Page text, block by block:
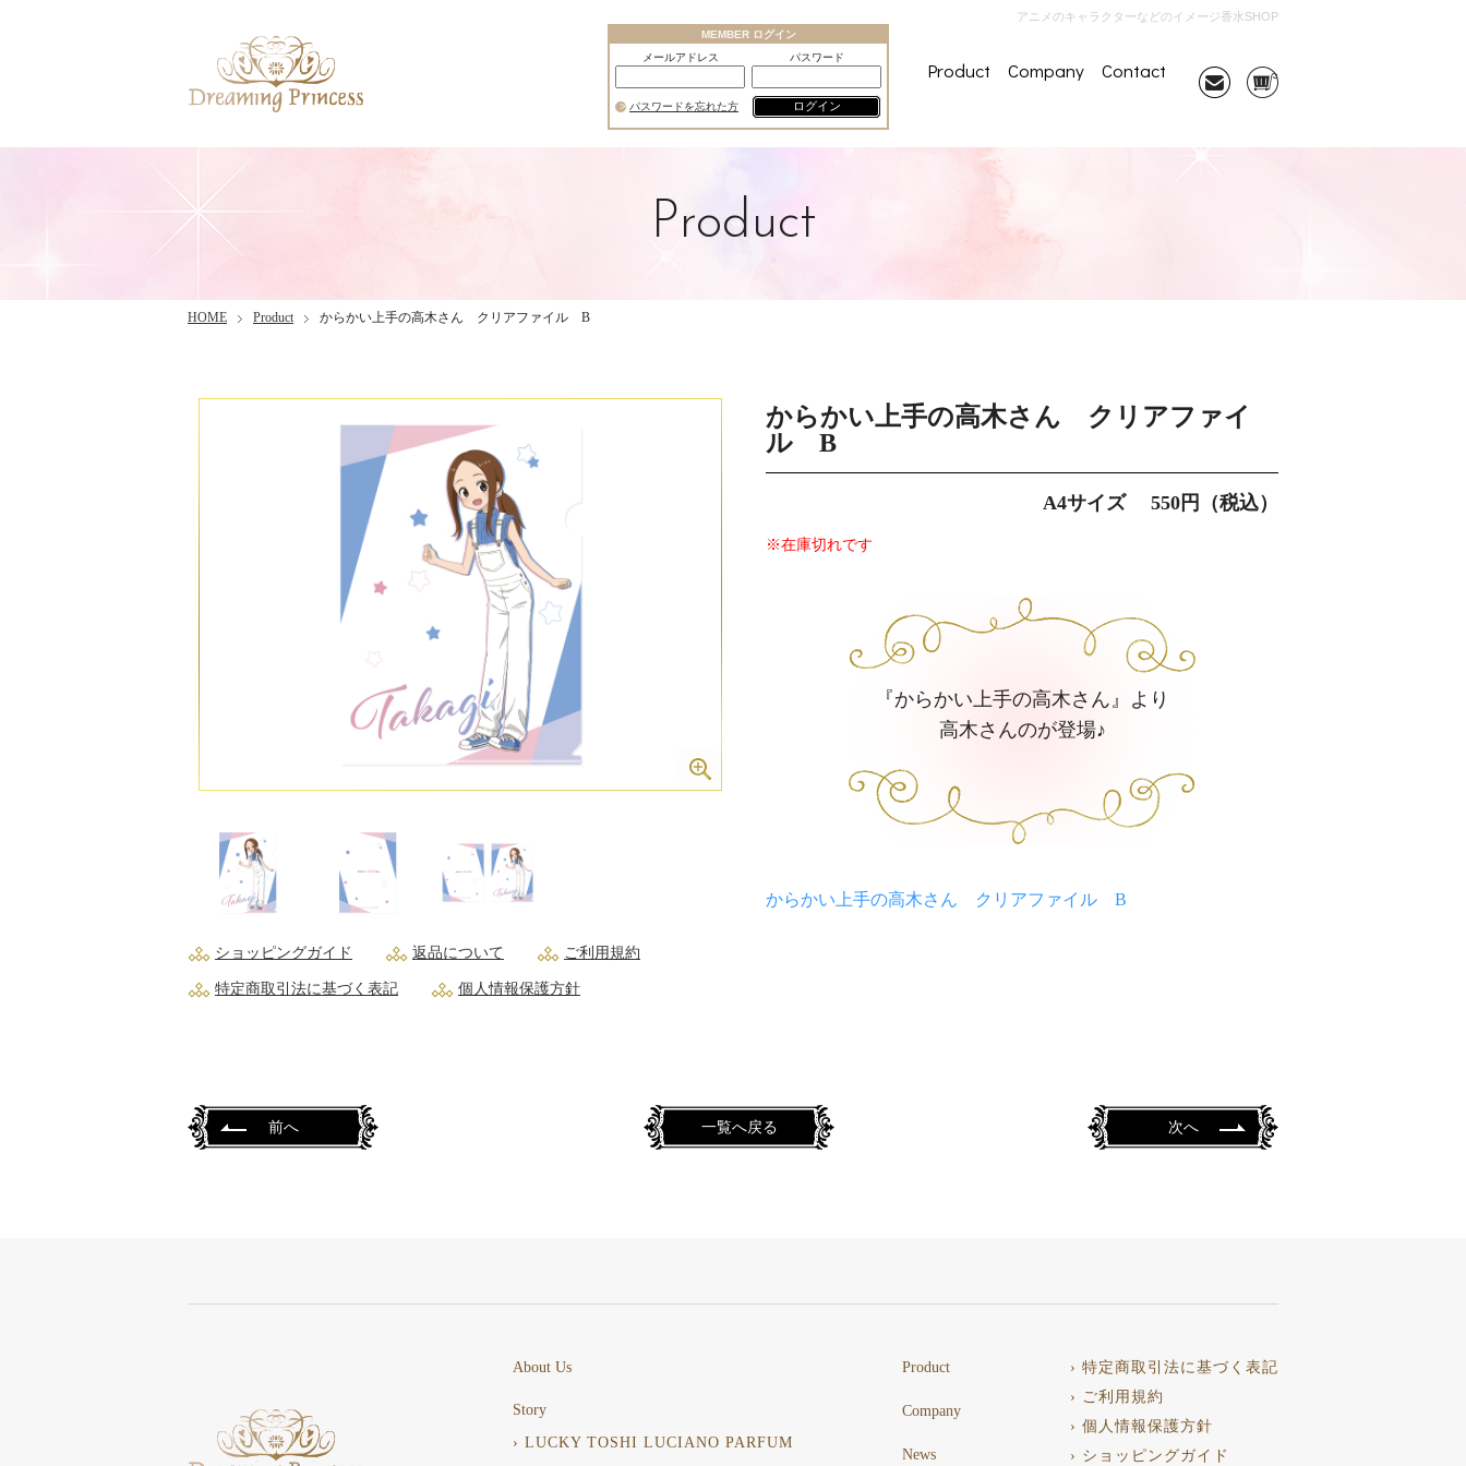
アニメのキャラクターなどのイメージ香水SHOP
Product Company Contact
MEMBER ログイン
メールアドレス
パスワード
パスワードを忘れた方 ログイン
Product
HOME Product からかい上手の高木さん クリアファイル B
ショッピングガイド 返品について ご利用規約
特定商取引法に基づく表記 個人情報保護方針
からかい上手の高木さん クリアファイ
ル B
A4サイズ 550円（税込）
※在庫切れです
『からかい上手の高木さん』より
高木さんのが登場♪
からかい上手の高木さん クリアファイル B
前へ 一覧へ戻る 次へ
About Us
Story
› LUCKY TOSHI LUCIANO PARFUM
Product
Company
News
› 特定商取引法に基づく表記
› ご利用規約
› 個人情報保護方針
› ショッピングガイド